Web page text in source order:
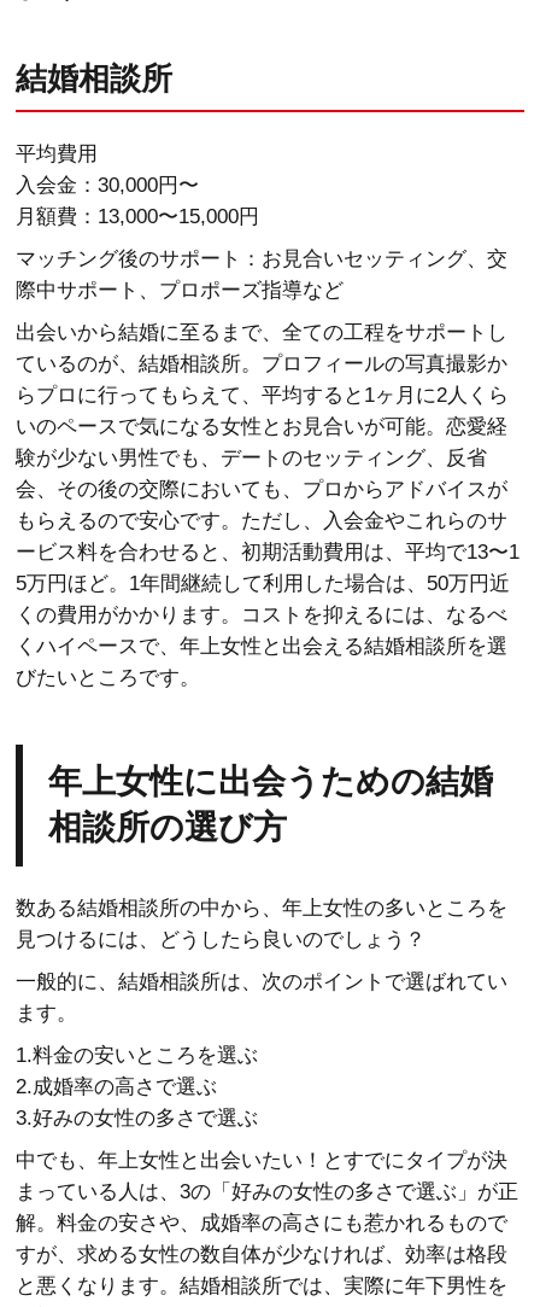
結婚相談所
平均費用
入会金：30,000円〜
月額費：13,000〜15,000円
マッチング後のサポート：お見合いセッティング、交
際中サポート、プロポーズ指導など
出会いから結婚に至るまで、全ての工程をサポートし
ているのが、結婚相談所。プロフィールの写真撮影か
らプロに行ってもらえて、平均すると1ヶ月に2人くら
いのペースで気になる女性とお見合いが可能。恋愛経
験が少ない男性でも、デートのセッティング、反省
会、その後の交際においても、プロからアドバイスが
もらえるので安心です。ただし、入会金やこれらのサ
ービス料を合わせると、初期活動費用は、平均で13〜1
5万円ほど。1年間継続して利用した場合は、50万円近
くの費用がかかります。コストを抑えるには、なるべ
くハイペースで、年上女性と出会える結婚相談所を選
びたいところです。
年上女性に出会うための結婚
相談所の選び方
数ある結婚相談所の中から、年上女性の多いところを
見つけるには、どうしたら良いのでしょう？
一般的に、結婚相談所は、次のポイントで選ばれてい
ます。
1.料金の安いところを選ぶ
2.成婚率の高さで選ぶ
3.好みの女性の多さで選ぶ
中でも、年上女性と出会いたい！とすでにタイプが決
まっている人は、3の「好みの女性の多さで選ぶ」が正
解。料金の安さや、成婚率の高さにも惹かれるもので
すが、求める女性の数自体が少なければ、効率は格段
と悪くなります。結婚相談所では、実際に年下男性を